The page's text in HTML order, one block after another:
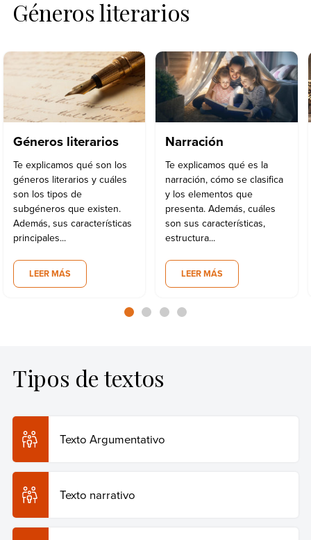
Géneros literarios
Géneros literarios
Te explicamos qué son los
géneros literarios y cuáles
son los tipos de
subgéneros que existen.
Además, sus características
principales...
LEER MÁS
Narración
Te explicamos qué es la
narración, cómo se clasifica
y los elementos que
presenta. Además, cuáles
son sus características,
estructura...
LEER MÁS
Tipos de textos
Texto Argumentativo
Texto narrativo